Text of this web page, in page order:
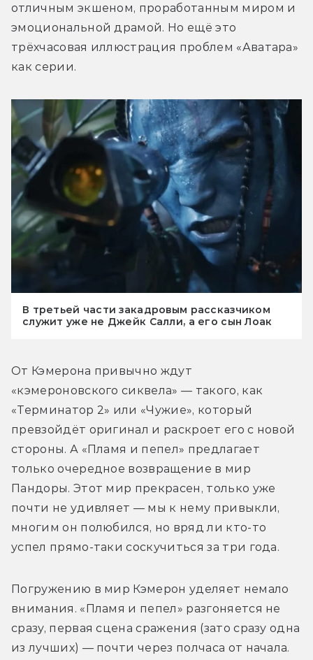
отличным экшеном, проработанным миром и
эмоциональной драмой. Но ещё это
трёхчасовая иллюстрация проблем «Аватара»
как серии.
В третьей части закадровым рассказчиком
служит уже не Джейк Салли, а его сын Лоак
От Кэмерона привычно ждут
«кэмероновского сиквела» — такого, как
«Терминатор 2» или «Чужие», который
превзойдёт оригинал и раскроет его с новой
стороны. А «Пламя и пепел» предлагает
только очередное возвращение в мир
Пандоры. Этот мир прекрасен, только уже
почти не удивляет — мы к нему привыкли,
многим он полюбился, но вряд ли кто-то
успел прямо-таки соскучиться за три года.
Погружению в мир Кэмерон уделяет немало
внимания. «Пламя и пепел» разгоняется не
сразу, первая сцена сражения (зато сразу одна
из лучших) — почти через полчаса от начала.